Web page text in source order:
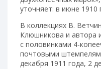
уточняет: в июне 1910
В коллекциях В.
Клюшникова и автора
с половинками 4-
почтовыми
декабря 1911 года, 2